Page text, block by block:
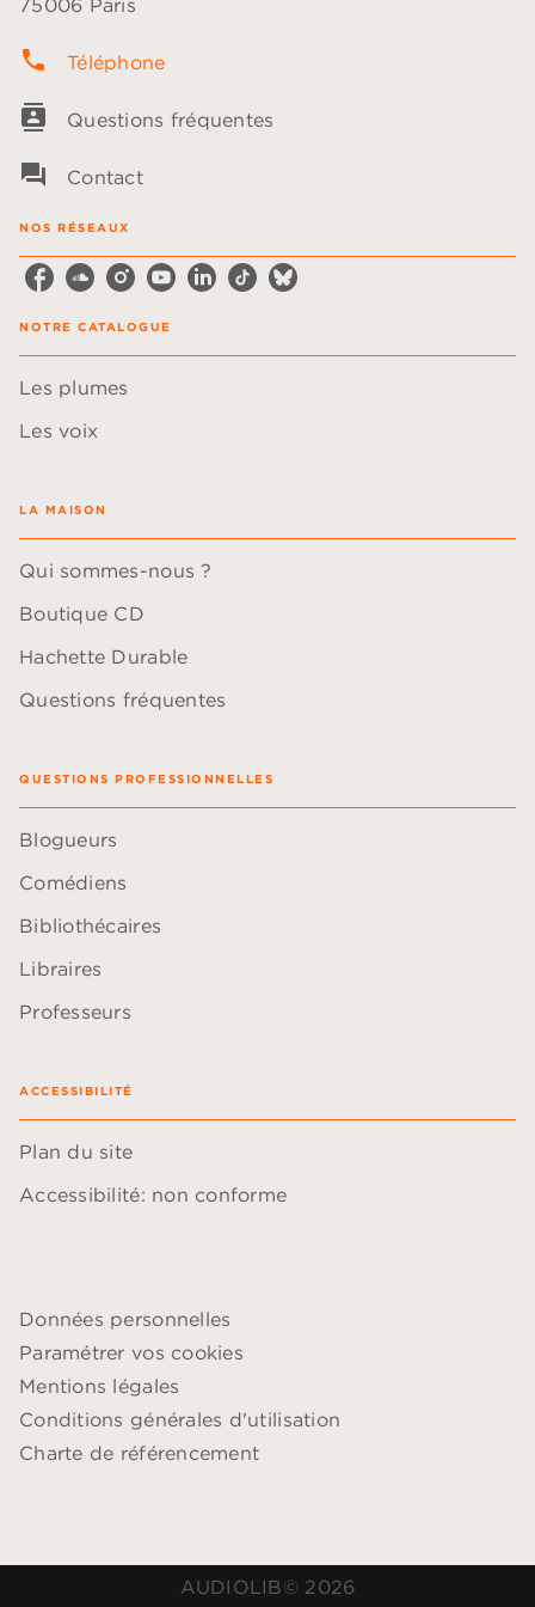
75006 Paris
phone Téléphone
contacts Questions fréquentes
question_answer Contact
NOS RÉSEAUX
NOTRE CATALOGUE
Les plumes
Les voix
LA MAISON
Qui sommes-nous ?
Boutique CD
Hachette Durable
Questions fréquentes
QUESTIONS PROFESSIONNELLES
Blogueurs
Comédiens
Bibliothécaires
Libraires
Professeurs
ACCESSIBILITÉ
Plan du site
Accessibilité: non conforme
Données personnelles
Paramétrer vos cookies
Mentions légales
Conditions générales d'utilisation
Charte de référencement
AUDIOLIB© 2026